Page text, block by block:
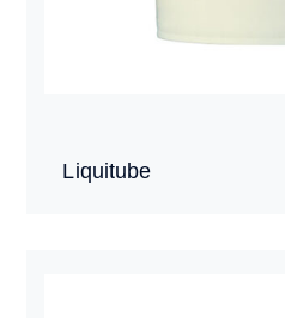
Liquitube